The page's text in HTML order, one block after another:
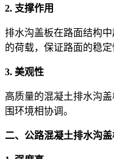
2. 支撑作用
排水沟盖板在路面结构
的荷载，保证路面的稳定
3. 美观性
高质量的混凝土排水沟
围环境相协调。
二、公路混凝土排水沟